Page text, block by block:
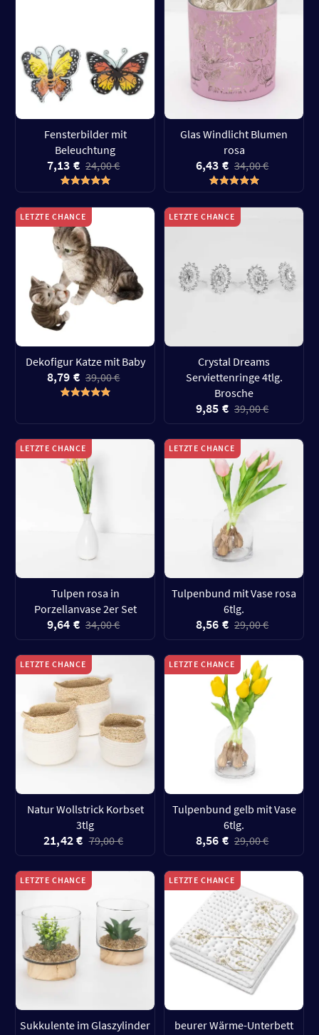
Fensterbilder mit
Beleuchtung
7,13 € 24,00 €
Glas Windlicht Blumen
rosa
6,43 € 34,00 €
LETZTE CHANCE
Dekofigur Katze mit Baby
8,79 € 39,00 €
LETZTE CHANCE
Crystal Dreams
Serviettenringe 4tlg.
Brosche
9,85 € 39,00 €
LETZTE CHANCE
Tulpen rosa in
Porzellanvase 2er Set
9,64 € 34,00 €
LETZTE CHANCE
Tulpenbund mit Vase rosa
6tlg.
8,56 € 29,00 €
LETZTE CHANCE
Natur Wollstrick Korbset
3tlg
21,42 € 79,00 €
LETZTE CHANCE
Tulpenbund gelb mit Vase
6tlg.
8,56 € 29,00 €
LETZTE CHANCE
Sukkulente im Glaszylinder
LETZTE CHANCE
beurer Wärme-Unterbett